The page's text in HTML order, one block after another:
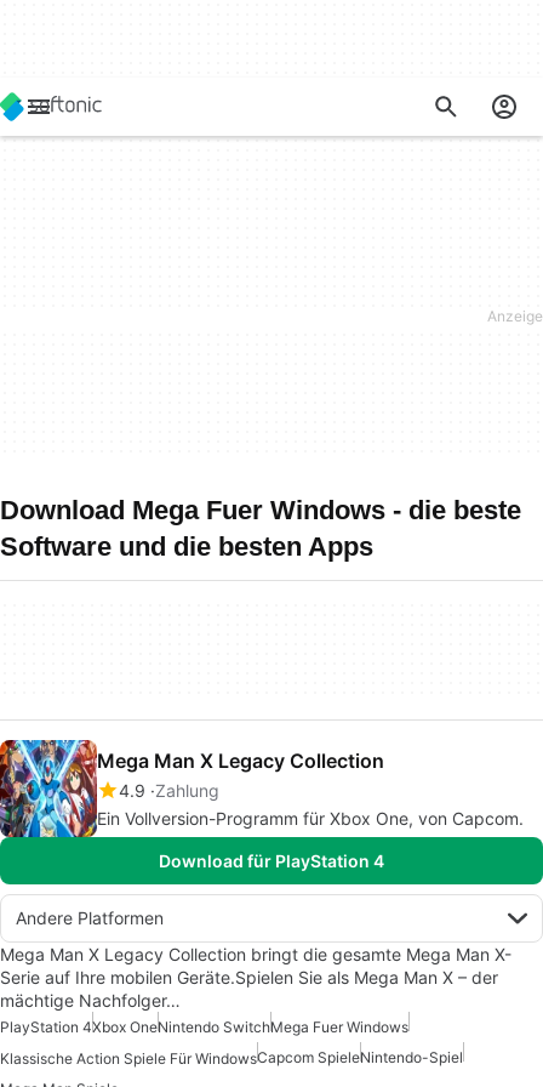
Download Mega Fuer Windows - die beste
Software und die besten Apps
Mega Man X Legacy Collection
4.9 Zahlung
Ein Vollversion-Programm für Xbox One, von Capcom.
Download für PlayStation 4
Andere Platformen
Mega Man X Legacy Collection bringt die gesamte Mega Man X-
Serie auf Ihre mobilen Geräte.Spielen Sie als Mega Man X – der
mächtige Nachfolger…
PlayStation 4Xbox OneNintendo SwitchMega Fuer Windows
Klassische Action Spiele Für WindowsCapcom SpieleNintendo-Spiel